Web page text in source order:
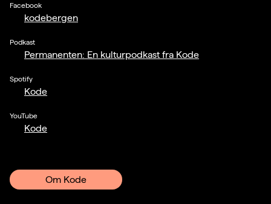
Facebook
kodebergen
Podkast
Permanenten: En kulturpodkast fra Kode
Spotify
Kode
YouTube
Kode
Om Kode